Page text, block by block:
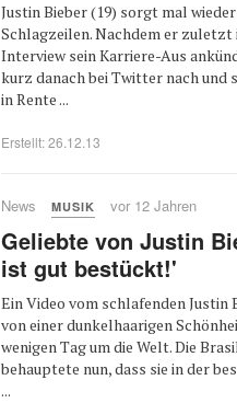
Justin Bieber (19) sorgt mal
Schlagzeilen. Nachdem er zuletzt
Interview sein Karriere-Aus
kurz danach bei Twitter nach und
in Rente ...
Erstellt: 26.12.13
News MUSIK vor 12 Jahren
Geliebte von Justin
ist gut bestückt!'
Ein Video vom schlafenden Justin
von einer dunkelhaarigen
wenigen Tag um die Welt. Die
behauptete nun, dass sie in der
...